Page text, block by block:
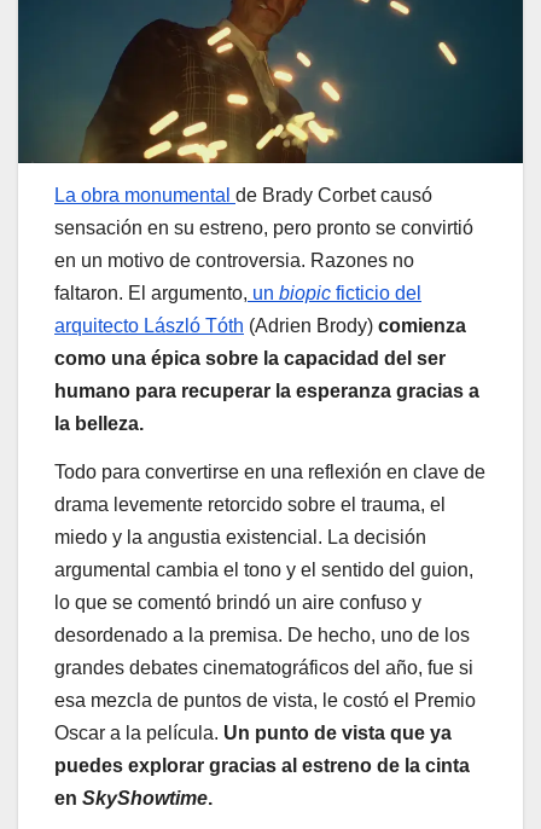
La obra monumental de Brady Corbet causó
sensación en su estreno, pero pronto se convirtió
en un motivo de controversia. Razones no
faltaron. El argumento, un biopic ficticio del
arquitecto László Tóth (Adrien Brody) comienza
como una épica sobre la capacidad del ser
humano para recuperar la esperanza gracias a
la belleza.
Todo para convertirse en una reflexión en clave de
drama levemente retorcido sobre el trauma, el
miedo y la angustia existencial. La decisión
argumental cambia el tono y el sentido del guion,
lo que se comentó brindó un aire confuso y
desordenado a la premisa. De hecho, uno de los
grandes debates cinematográficos del año, fue si
esa mezcla de puntos de vista, le costó el Premio
Oscar a la película. Un punto de vista que ya
puedes explorar gracias al estreno de la cinta
en SkyShowtime.